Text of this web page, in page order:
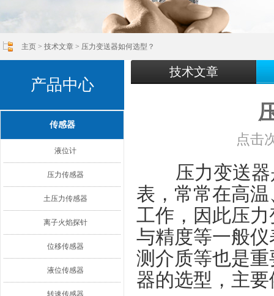
主页 > 技术文章 > 压力变送器如何选型？
产品中心
传感器
液位计
压力传感器
土压力传感器
离子火焰探针
位移传感器
液位传感器
转速传感器
技术文章
点击
压力变送器
表，常常在高
工作，因此压
与精度等一般
测介质等也是
器的选型，主